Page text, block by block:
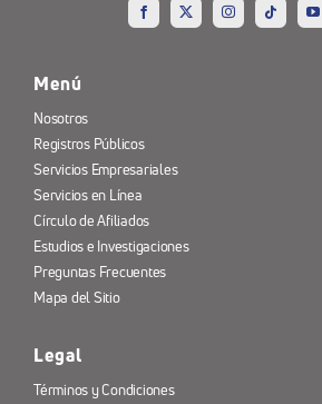
Menú
Nosotros
Registros Públicos
Servicios Empresariales
Servicios en Línea
Círculo de Afiliados
Estudios e Investigaciones
Preguntas Frecuentes
Mapa del Sitio
Legal
Términos y Condiciones